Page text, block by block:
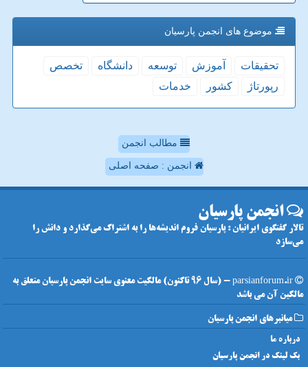
موضوع های انجمن پارسیان
تحقیقات آموزش توسعه دانشگاه
تخصص
رپورتاژ
كشور خدمات
مطالب انجمن
انجمن : صفحه اصلی
انجمن پارسیان
تالار گفتگوی ایرانیان : پارسیان فروم اندیشه‌ها را به اشتراک می‌گذارد و دانش را
می‌سازد
parsianforum.ir - (سال 96 تاکنون) مالکیت معنوی سایت انجمن پارسیان متعلق به
مالکین آن می باشد
میانبرهای انجمن پارسیان
درباره ما
بک لینک در انجمن پارسیان